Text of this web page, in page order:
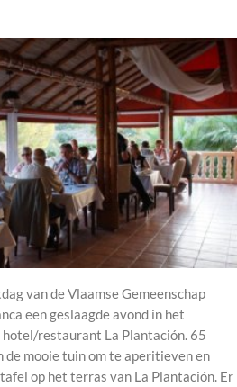
van de Vlaamse Gemeenschap
een geslaagde avond in het
restaurant La Plantación. 65
de mooie tuin om te aperitieven en
op het terras van La Plantación. Er